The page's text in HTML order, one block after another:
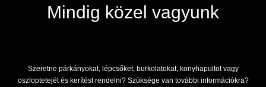
Mindig közel vagyunk
Szeretne párkányokat, lépcsőket, burkolatokat, konyhapultot vagy
oszloptetejét és kerítést rendelni? Szüksége van további információkra?